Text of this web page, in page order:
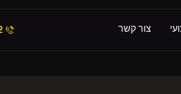
צור קשר